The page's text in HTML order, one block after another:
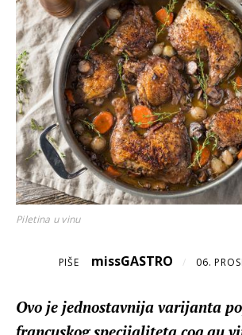
Piletina u vinu
PIŠE missGASTRO / 06.
Ovo je jednostavnija varijanta